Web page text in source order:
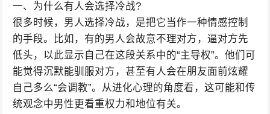
一、为什么有人会选择冷战?
很多时候，男人选择冷战，是把它当作一种情感控制
的手段。比如，有的男人会故意不理对方，逼对方先
低头，以此显示自己在这段关系中的“主导权”。他们可
能觉得沉默能驯服对方，甚至有人会在朋友面前炫耀
自己多么“会调教”。从进化心理的角度看，这可能和传
统观念中男性更看重权力和地位有关。